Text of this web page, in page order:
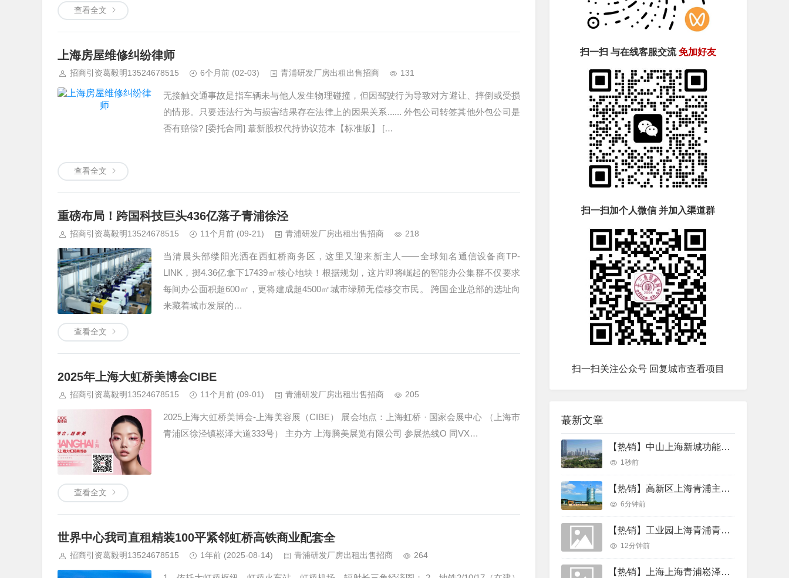
查看全文
上海房屋维修纠纷律师
招商引资葛毅明13524678515 6个月前 (02-03) 青浦研发厂房出租出售招商 131
无接触交通事故是指车辆未与他人发生物理碰撞，但因驾驶行为导致对方避让、摔倒或受损
的情形。只要违法行为与损害结果存在法律上的因果关系...... 外包公司转签其他外包公司是
否有赔偿? [委托合同] 蕞新股权代持协议范本【标准版】 […
查看全文
重磅布局！跨国科技巨头436亿落子青浦徐泾
招商引资葛毅明13524678515 11个月前 (09-21) 青浦研发厂房出租出售招商 218
当清晨头部缕阳光洒在西虹桥商务区，这里又迎来新主人——全球知名通信设备商TP-
LINK，掷4.36亿拿下17439㎡核心地块！根据规划，这片即将崛起的智能办公集群不仅要求
每间办公面积超600㎡，更将建成超4500㎡城市绿肺无偿移交市民。 跨国企业总部的选址向
来藏着城市发展的…
查看全文
2025年上海大虹桥美博会CIBE
招商引资葛毅明13524678515 11个月前 (09-01) 青浦研发厂房出租出售招商 205
2025上海大虹桥美博会-上海美容展（CIBE） 展会地点：上海虹桥 · 国家会展中心 （上海市
青浦区徐泾镇崧泽大道333号） 主办方 上海腾美展览有限公司 参展热线O 同VX…
查看全文
世界中心我司直租精装100平紧邻虹桥高铁商业配套全
招商引资葛毅明13524678515 1年前 (2025-08-14) 青浦研发厂房出租出售招商 264
扫一扫 与在线客服交流免加好友
扫一扫加个人微信 并加入渠道群
扫一扫关注公众号 回复城市查看项目
蕞新文章
【热销】中山上海新城功能导入青浦造留镇新城提速 三甲医院数字服务官落地 产业载体选址升温 园区厂房出厂房出租
1秒前
【热销】高新区上海青浦主流路长三角示范区开发者大会周边镇释放产业机会 120个紧缺岗位66项场景清单厂房出租
6分钟前
【热销】工业园上海青浦青公路崧华路崧泽大道高台库出租 3800平层高11米跨度50米 独院可环评厂房厂房出租
12分钟前
【热销】上海上海青浦崧泽大道尚之坊数创壹谷产业园20000平厂房出租，首层4.6米层高